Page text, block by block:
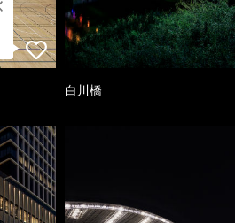
白川橋